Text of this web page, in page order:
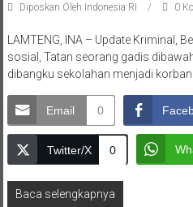
Diposkan Oleh:Indonesia RI 0
LAMTENG, INA – Update Kriminal,
sosial, Tatan seorang gadis
dibangku sekolahan menjadi
Email 0
Twitter/X 0
Baca selengkapnya